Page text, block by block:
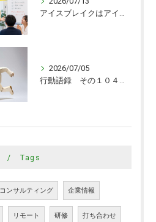
2026/07/05
Tags
コンサルティング 企業情報
リモート 研修 打ち合わせ